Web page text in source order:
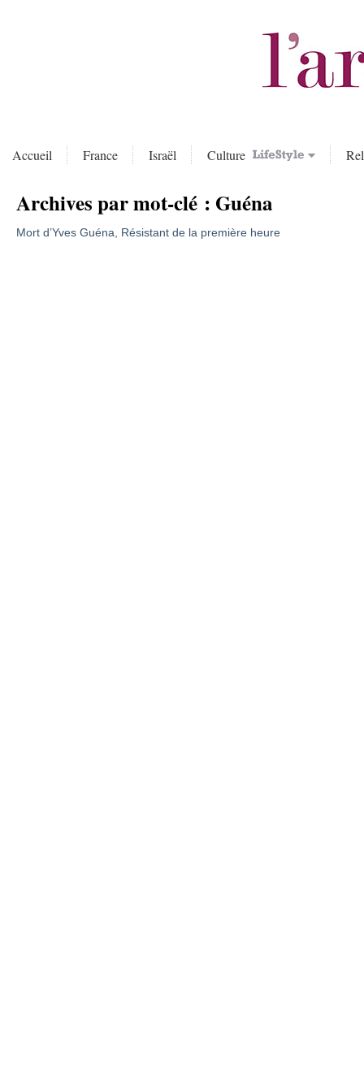
Accueil France Israël Culture
Archives par mot-clé : Guéna
Mort d’Yves Guéna, Résistant de la première heure